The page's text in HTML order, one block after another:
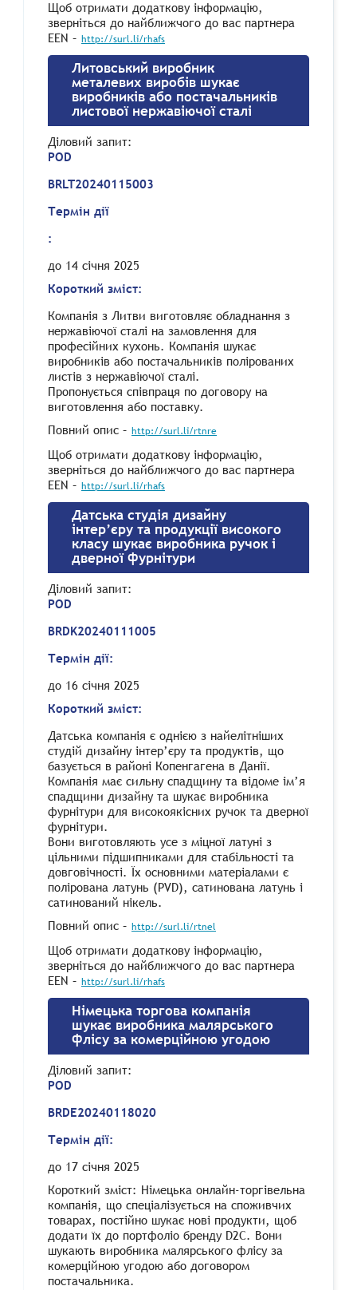
Щоб отримати додаткову інформацію,
зверніться до найближчого до вас партнера
EEN – http://surl.li/rhafs
Литовський виробник
металевих виробів шукає
виробників або постачальників
листової нержавіючої сталі
Діловий запит:
POD
BRLT20240115003
Термін дії
:
до 14 січня 2025
Короткий зміст:
Компанія з Литви виготовляє обладнання з
нержавіючої сталі на замовлення для
професійних кухонь. Компанія шукає
виробників або постачальників полірованих
листів з нержавіючої сталі.
Пропонується співпраця по договору на
виготовлення або поставку.
Повний опис – http://surl.li/rtnre
Щоб отримати додаткову інформацію,
зверніться до найближчого до вас партнера
EEN – http://surl.li/rhafs
Датська студія дизайну
інтер’єру та продукції високого
класу шукає виробника ручок і
дверної фурнітури
Діловий запит:
POD
BRDK20240111005
Термін дії:
до 16 січня 2025
Короткий зміст:
Датська компанія є однією з найелітніших
студій дизайну інтер’єру та продуктів, що
базується в районі Копенгагена в Данії.
Компанія має сильну спадщину та відоме ім’я
спадщини дизайну та шукає виробника
фурнітури для високоякісних ручок та дверної
фурнітури.
Вони виготовляють усе з міцної латуні з
цільними підшипниками для стабільності та
довговічності. Їх основними матеріалами є
полірована латунь (PVD), сатинована латунь і
сатинований нікель.
Повний опис – http://surl.li/rtnel
Щоб отримати додаткову інформацію,
зверніться до найближчого до вас партнера
EEN – http://surl.li/rhafs
Німецька торгова компанія
шукає виробника малярського
флісу за комерційною угодою
Діловий запит:
POD
BRDE20240118020
Термін дії:
до 17 січня 2025
Короткий зміст: Німецька онлайн-торгівельна
компанія, що спеціалізується на споживчих
товарах, постійно шукає нові продукти, щоб
додати їх до портфоліо бренду D2C. Вони
шукають виробника малярського флісу за
комерційною угодою або договором
постачальника.